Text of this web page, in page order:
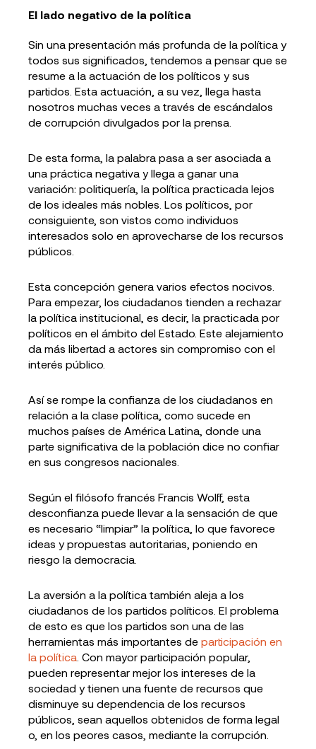
El lado negativo de la política
Sin una presentación más profunda de la política y
todos sus significados, tendemos a pensar que se
resume a la actuación de los políticos y sus
partidos. Esta actuación, a su vez, llega hasta
nosotros muchas veces a través de escándalos
de corrupción divulgados por la prensa.
De esta forma, la palabra pasa a ser asociada a
una práctica negativa y llega a ganar una
variación: politiquería, la política practicada lejos
de los ideales más nobles. Los políticos, por
consiguiente, son vistos como individuos
interesados solo en aprovecharse de los recursos
públicos.
Esta concepción genera varios efectos nocivos.
Para empezar, los ciudadanos tienden a rechazar
la política institucional, es decir, la practicada por
políticos en el ámbito del Estado. Este alejamiento
da más libertad a actores sin compromiso con el
interés público.
Así se rompe la confianza de los ciudadanos en
relación a la clase política, como sucede en
muchos países de América Latina, donde una
parte significativa de la población dice no confiar
en sus congresos nacionales.
Según el filósofo francés Francis Wolff, esta
desconfianza puede llevar a la sensación de que
es necesario “limpiar” la política, lo que favorece
ideas y propuestas autoritarias, poniendo en
riesgo la democracia.
La aversión a la política también aleja a los
ciudadanos de los partidos políticos. El problema
de esto es que los partidos son una de las
herramientas más importantes de participación en
la política . Con mayor participación popular,
pueden representar mejor los intereses de la
sociedad y tienen una fuente de recursos que
disminuye su dependencia de los recursos
públicos, sean aquellos obtenidos de forma legal
o, en los peores casos, mediante la corrupción.